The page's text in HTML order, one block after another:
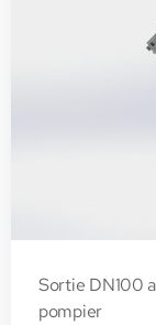
Sortie DN100
pompier